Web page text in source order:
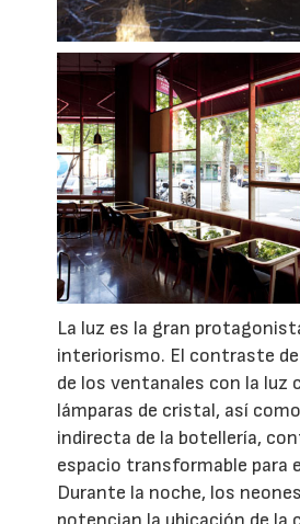
La luz es la gran
interiorismo. El contraste
de los ventanales con la luz
lámparas de cristal, así
indirecta de la botellería,
espacio transformable para
Durante la noche, los